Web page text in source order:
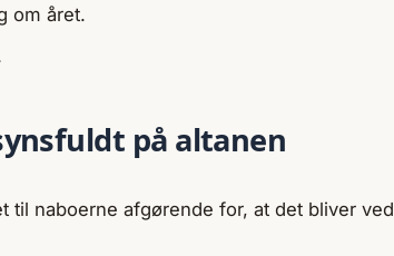
om året.
på altanen
til naboerne afgørende for, at det bliver ved